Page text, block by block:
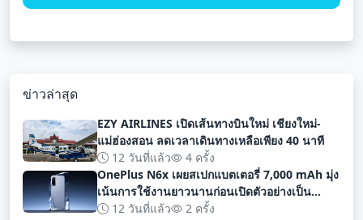
ข่าวล่าสุด
EZY AIRLINES เปิดเส้นทางบินใหม่ เชียงใหม่-
แม่ฮ่องสอน ลดเวลาเดินทางเหลือเพียง 40 นาที
12 วันที่แล้ว
4 ครั้ง
OnePlus N6x เผยสเปกแบตเตอรี่ 7,000 mAh มุ่ง
เน้นการใช้งานยาวนานก่อนเปิดตัวอย่างเป็น
ทางการ
12 วันที่แล้ว
2 ครั้ง